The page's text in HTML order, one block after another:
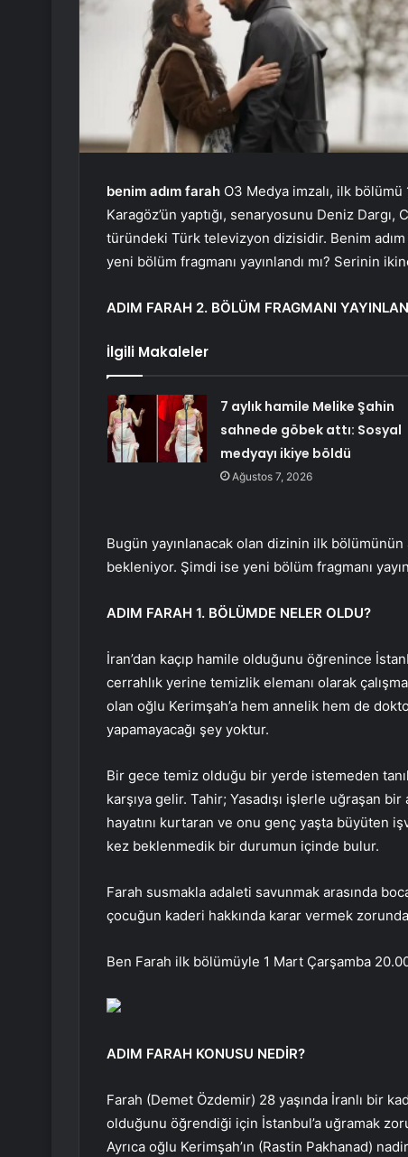
benim adım farah O3 Medya imzalı, ilk
Karagöz’ün yaptığı, senaryosunu Deniz Dargı,
türündeki Türk televizyon dizisidir. Benim adım
yeni bölüm fragmanı yayınlandı mı? Serinin
ADIM FARAH 2. BÖLÜM FRAGMANI
İlgili Makaleler
7 aylık hamile Melike Şahin
sahnede göbek attı: Sosyal
medyayı ikiye böldü
Ağustos 7, 2026
Bugün yayınlanacak olan dizinin ilk bölümünün
bekleniyor. Şimdi ise yeni bölüm fragmanı
ADIM FARAH 1. BÖLÜMDE NELER OLDU?
İran’dan kaçıp hamile olduğunu öğrenince
cerrahlık yerine temizlik elemanı olarak
olan oğlu Kerimşah’a hem annelik hem de
yapamayacağı şey yoktur.
Bir gece temiz olduğu bir yerde istemeden
karşıya gelir. Tahir; Yasadışı işlerle uğraşan
hayatını kurtaran ve onu genç yaşta büyüten
kez beklenmedik bir durumun içinde bulur.
Farah susmakla adaleti savunmak arasında
çocuğun kaderi hakkında karar vermek
Ben Farah ilk bölümüyle 1 Mart Çarşamba
ADIM FARAH KONUSU NEDİR?
Farah (Demet Özdemir) 28 yaşında İranlı bir
olduğunu öğrendiği için İstanbul’a uğramak
Ayrıca oğlu Kerimşah’ın (Rastin Pakhanad)